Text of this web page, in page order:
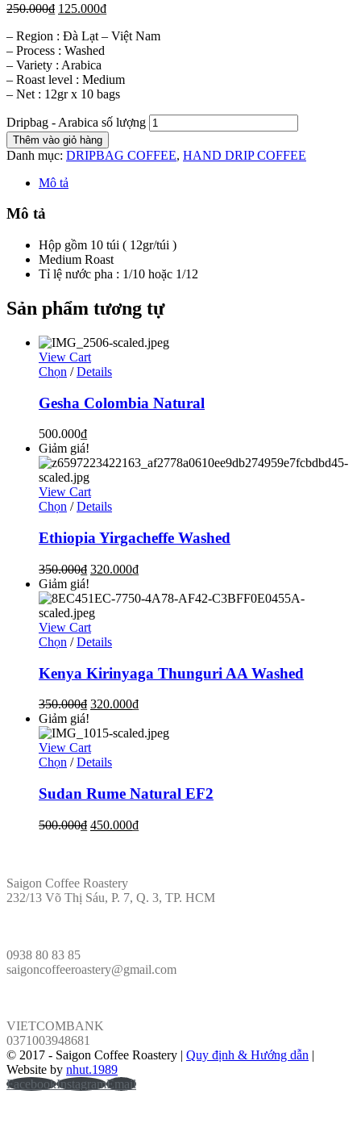
250.000₫ 125.000₫
– Region : Đà Lạt – Việt Nam
– Process : Washed
– Variety : Arabica
– Roast level : Medium
– Net : 12gr x 10 bags
Dripbag - Arabica số lượng
Thêm vào giỏ hàng
Danh mục: DRIPBAG COFFEE, HAND DRIP COFFEE
Mô tả
Mô tả
Hộp gồm 10 túi ( 12gr/túi )
Medium Roast
Tỉ lệ nước pha : 1/10 hoặc 1/12
Sản phẩm tương tự
View Cart
Chọn / Details
Gesha Colombia Natural
500.000₫
Giảm giá!
View Cart
Chọn / Details
Ethiopia Yirgacheffe Washed
350.000₫ 320.000₫
Giảm giá!
View Cart
Chọn / Details
Kenya Kirinyaga Thunguri AA Washed
350.000₫ 320.000₫
Giảm giá!
View Cart
Chọn / Details
Sudan Rume Natural EF2
500.000₫ 450.000₫
Saigon Coffee Roastery
232/13 Võ Thị Sáu, P. 7, Q. 3, TP. HCM
0938 80 83 85
saigoncoffeeroastery@gmail.com
VIETCOMBANK
0371003948681
© 2017 - Saigon Coffee Roastery | Quy định & Hướng dẫn |
Website by nhut.1989
FacebookInstagramEmail